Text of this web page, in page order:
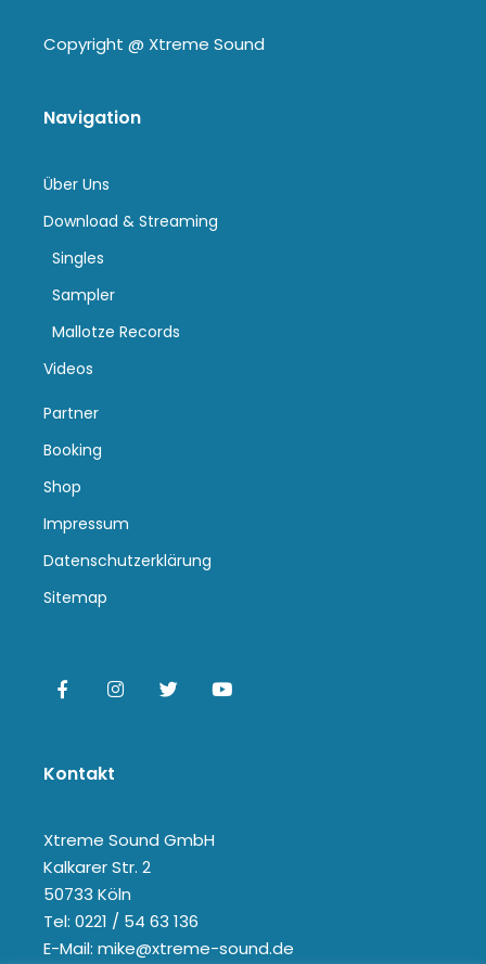
Copyright @ Xtreme Sound
Navigation
Über Uns
Download & Streaming
Singles
Sampler
Mallotze Records
Videos
Partner
Booking
Shop
Impressum
Datenschutzerklärung
Sitemap
Kontakt
Xtreme Sound GmbH
Kalkarer Str. 2
50733 Köln
Tel: 0221 / 54 63 136
E-Mail: mike@xtreme-sound.de